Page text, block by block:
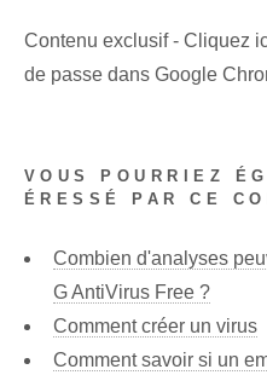
Contenu exclusif - Cliquez
de passe dans Google
VOUS POURRIEZ
ÉRESSÉ PAR CE
Combien d'analyses
G AntiVirus Free ?
Comment créer un virus
Comment savoir si un